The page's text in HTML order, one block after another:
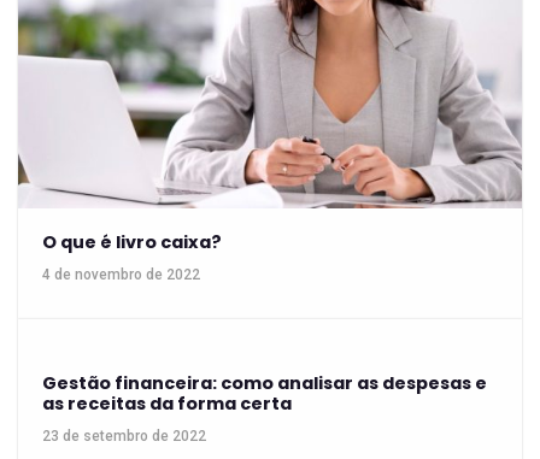
O que é livro caixa?
4 de novembro de 2022
Gestão financeira: como analisar as despesas e
as receitas da forma certa
23 de setembro de 2022